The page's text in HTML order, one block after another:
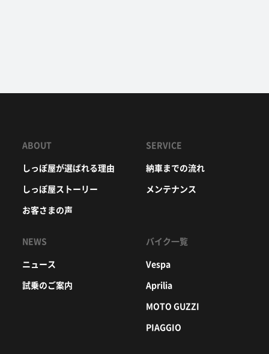
ABOUT
しっぽ屋が選ばれる理由
しっぽ屋ストーリー
お客さまの声
NEWS
ニュース
試乗のご案内
SERVICE
納車までの流れ
メンテナンス
バイク一覧
Vespa
Aprilia
MOTO GUZZI
PIAGGIO